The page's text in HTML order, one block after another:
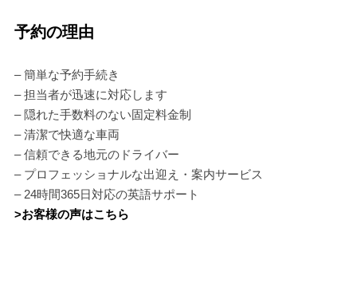
予約の理由
– 簡単な予約手続き
– 担当者が迅速に対応します
– 隠れた手数料のない固定料金制
– 清潔で快適な車両
– 信頼できる地元のドライバー
– プロフェッショナルな出迎え・案内サービス
– 24時間365日対応の英語サポート
>お客様の声はこちら